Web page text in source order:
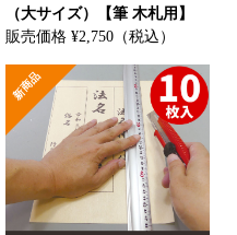
（大サイズ）【筆 木札用】
販売価格 ¥2,750（税込）
新商品